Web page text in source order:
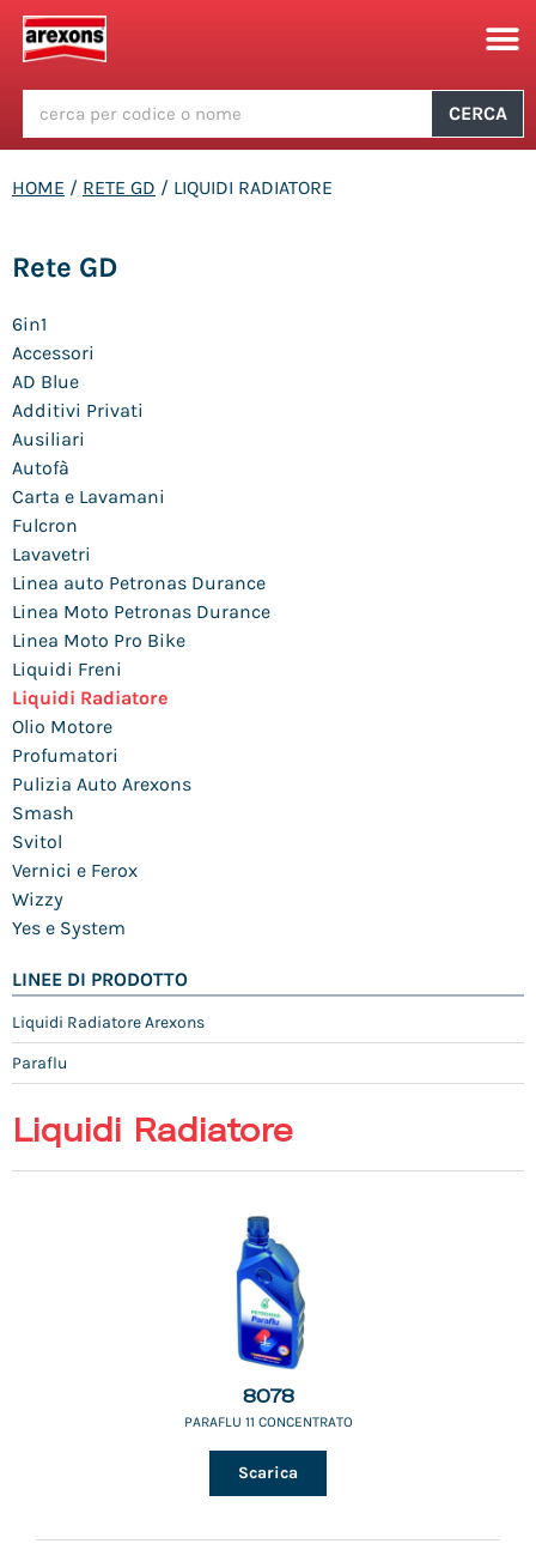
CERCA
HOME / RETE GD / LIQUIDI RADIATORE
Rete GD
6in1
Accessori
AD Blue
Additivi Privati
Ausiliari
Autofà
Carta e Lavamani
Fulcron
Lavavetri
Linea auto Petronas Durance
Linea Moto Petronas Durance
Linea Moto Pro Bike
Liquidi Freni
Liquidi Radiatore
Olio Motore
Profumatori
Pulizia Auto Arexons
Smash
Svitol
Vernici e Ferox
Wizzy
Yes e System
LINEE DI PRODOTTO
Liquidi Radiatore Arexons
Paraflu
Liquidi Radiatore
8078
PARAFLU 11 CONCENTRATO
Scarica